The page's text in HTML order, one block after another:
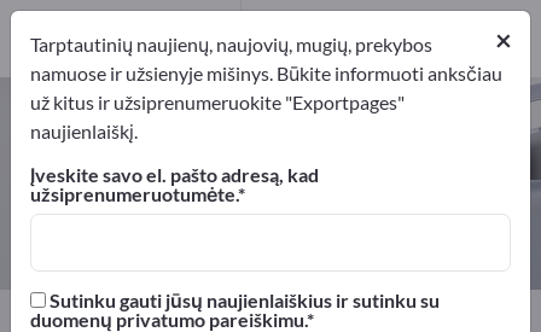
Kelio ženklai – raskite gamintojus
ir tiekėjus
Eksportuotojai Gamintojai
1
Gamintojai
Exportpages
Saugumas ir apsauga
×
Tarptautinių naujienų, naujovių, mugių, prekybos
namuose ir užsienyje mišinys. Būkite informuoti anksčiau
už kitus ir užsiprenumeruokite "Exportpages"
naujienlaiškį.
Įveskite savo el. pašto adresą, kad
užsiprenumeruotumėte.
Sutinku gauti jūsų naujienlaiškius ir sutinku su
duomenų privatumo pareiškimu.